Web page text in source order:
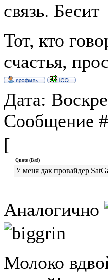
связь. Бесит
Тот, кто
счастья,
Дата:
Сообщение
[
Quote(Bad)
У меня дак провайдер
Аналогично
Молоко